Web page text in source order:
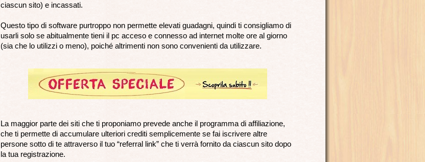
ciascun sito) e incassati.
Questo tipo di software purtroppo non permette elevati guadagni, quindi ti consigliamo di
usarli solo se abitualmente tieni il pc acceso e connesso ad internet molte ore al giorno
(sia che lo utilizzi o meno), poiché altrimenti non sono convenienti da utilizzare.
La maggior parte dei siti che ti proponiamo prevede anche il programma di affiliazione,
che ti permette di accumulare ulteriori crediti semplicemente se fai iscrivere altre
persone sotto di te attraverso il tuo “referral link” che ti verrà fornito da ciascun sito dopo
la tua registrazione.